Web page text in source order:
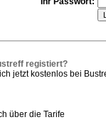
registiert?
jetzt kostenlos bei
über die Tarife